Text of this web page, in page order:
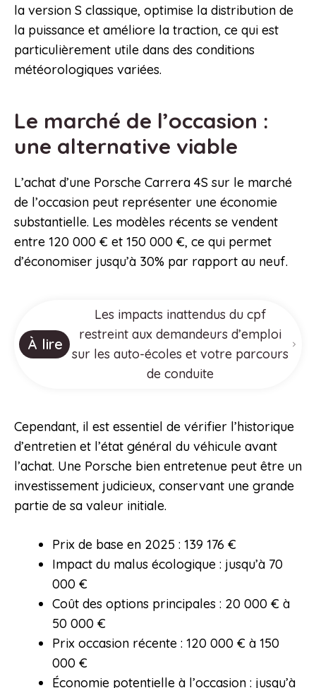
la version S classique, optimise la distribution de
la puissance et améliore la traction, ce qui est
particulièrement utile dans des conditions
météorologiques variées.
Le marché de l’occasion :
une alternative viable
L’achat d’une Porsche Carrera 4S sur le marché
de l’occasion peut représenter une économie
substantielle. Les modèles récents se vendent
entre 120 000 € et 150 000 €, ce qui permet
d’économiser jusqu’à 30% par rapport au neuf.
À lire
Les impacts inattendus du cpf
restreint aux demandeurs d’emploi
sur les auto-écoles et votre parcours
de conduite
Cependant, il est essentiel de vérifier l’historique
d’entretien et l’état général du véhicule avant
l’achat. Une Porsche bien entretenue peut être un
investissement judicieux, conservant une grande
partie de sa valeur initiale.
Prix de base en 2025 : 139 176 €
Impact du malus écologique : jusqu’à 70
000 €
Coût des options principales : 20 000 € à
50 000 €
Prix occasion récente : 120 000 € à 150
000 €
Économie potentielle à l’occasion : jusqu’à